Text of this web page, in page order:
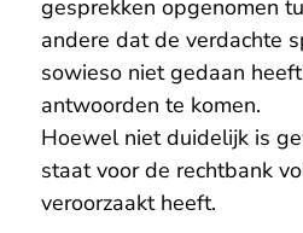
gesprekken opgenomen
andere dat de verdachte
sowieso niet gedaan
antwoorden te komen.
Hoewel niet duidelijk is
staat voor de rechtbank
veroorzaakt heeft.